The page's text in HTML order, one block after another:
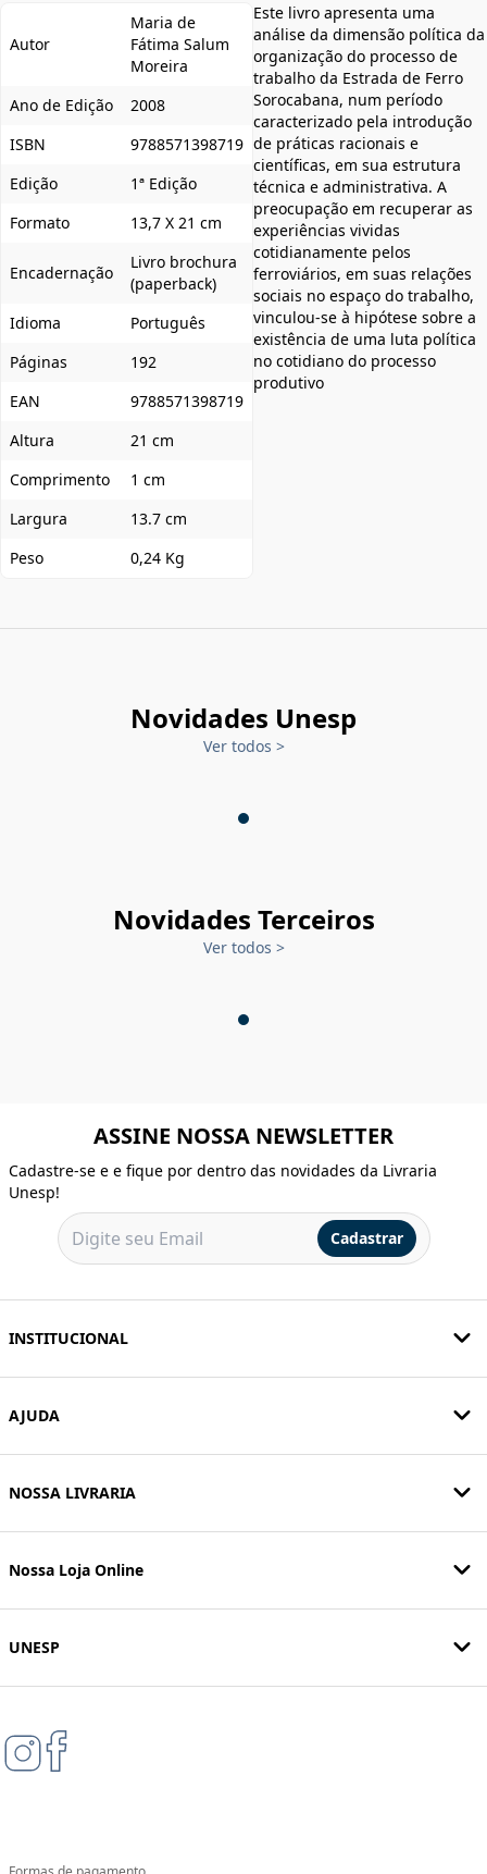
Autor
Maria de
Fátima Salum
Moreira
Ano de Edição
2008
ISBN
9788571398719
Edição
1ª Edição
Formato
13,7 X 21 cm
Encadernação
Livro brochura
(paperback)
Idioma
Português
Páginas
192
EAN
9788571398719
Altura
21 cm
Comprimento
1 cm
Largura
13.7 cm
Peso
0,24 Kg
Este livro apresenta uma
análise da dimensão política da
organização do processo de
trabalho da Estrada de Ferro
Sorocabana, num período
caracterizado pela introdução
de práticas racionais e
científicas, em sua estrutura
técnica e administrativa. A
preocupação em recuperar as
experiências vividas
cotidianamente pelos
ferroviários, em suas relações
sociais no espaço do trabalho,
vinculou-se à hipótese sobre a
existência de uma luta política
no cotidiano do processo
produtivo
Novidades Unesp
Ver todos >
Novidades Terceiros
Ver todos >
ASSINE NOSSA NEWSLETTER
Cadastre-se e e fique por dentro das novidades da Livraria
Unesp!
Cadastrar
INSTITUCIONAL
AJUDA
NOSSA LIVRARIA
Nossa Loja Online
UNESP